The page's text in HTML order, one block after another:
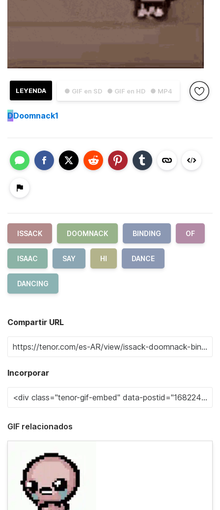
● GIF en SD ● GIF en HD ● MP4
LEYENDA
DDoomnack1
ISSACK DOOMNACK BINDING OF
ISAAC SAY HI DANCE
DANCING
Compartir URL
Incorporar
GIF relacionados